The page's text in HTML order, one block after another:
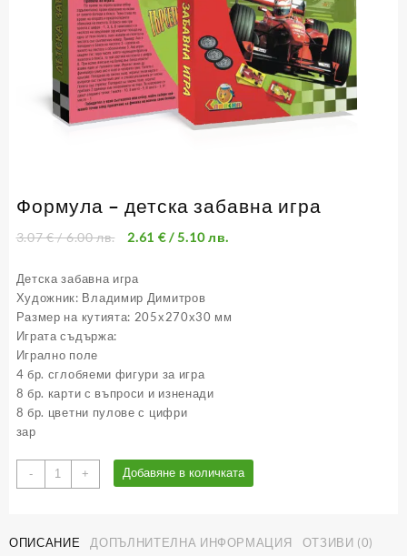
Формула – детска забавна игра
3.07€/ 6.00 лв. 2.61 €/ 5.10 лв.
Детска забавна игра
Художник: Владимир Димитров
Размер на кутията: 205х270х30 мм
Играта съдържа:
Игрално поле
4 бр. сглобяеми фигури за игра
8 бр. карти с въпроси и изненади
8 бр. цветни пулове с цифри
зар
-
количество
за
детска
+ Добавяне в количката
ОПИСАНИЕ ДОПЪЛНИТЕЛНА ИНФОРМАЦИЯ ОТЗИВИ (0)